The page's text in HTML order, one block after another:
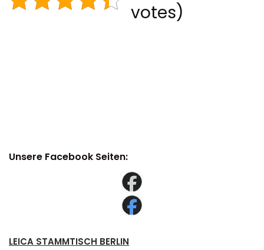
votes)
Unsere Facebook Seiten:
LEICA STAMMTISCH BERLIN